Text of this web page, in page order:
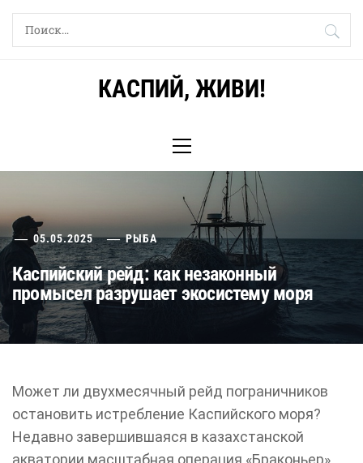
Skip
Найти:
КАСПИЙ, ЖИВИ!
Menu
05.05.2025 РЫБА
Каспийский рейд: как незаконный
промысел разрушает экосистему моря
Может ли двухмесячный рейд пограничников
остановить истребление Каспийского моря?
Недавно завершившаяся в казахстанской
акватории масштабная операция «Браконьер»